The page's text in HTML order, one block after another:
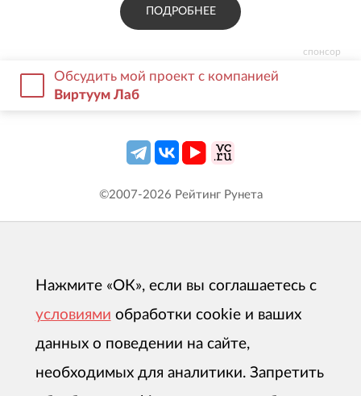
спонсор
ПОДРОБНЕЕ
Обсудить мой проект с компанией
Виртуум Лаб
©2007-2026 Рейтинг Рунета
Нажмите «ОК», если вы соглашаетесь с
условиями обработки cookie и ваших
данных о поведении на сайте,
необходимых для аналитики. Запретить